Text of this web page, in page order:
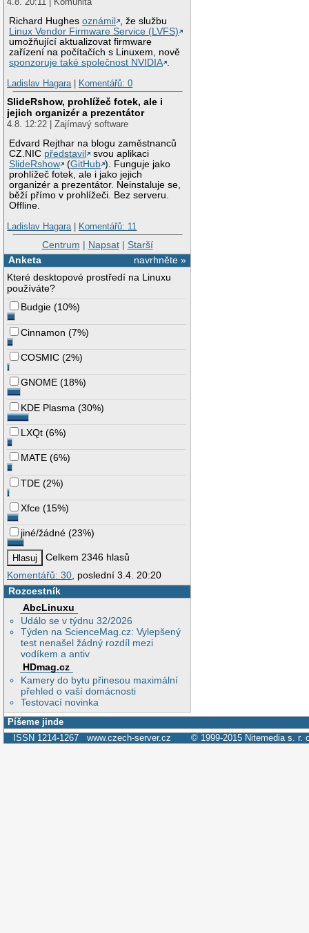
Richard Hughesoznámil
, že službu
Linux Vendor Firmware Service (LVFS)
umožňující aktualizovat firmware
zařízení na počítačích s Linuxem, nově
sponzoruje také společnost NVIDIA .
Ladislav Hagara| Komentářů: 0
SlideRshow, prohlížeč fotek, ale i
jejich organizér a prezentátor
4.8. 12:22 | Zajímavý software
Edvard Rejthar na blogu zaměstnanců
CZ.NIC představil
svou aplikaci
SlideRshow
(GitHub ). Funguje jako
prohlížeč fotek, ale i jako jejich
organizér a prezentátor. Neinstaluje se,
běží přímo v prohlížeči. Bez serveru.
Offline.
Ladislav Hagara| Komentářů: 11
Centrum | Napsat| Starší
navrhněte »
Anketa
Které desktopové prostředí na Linuxu
používáte?
Budgie (10%)
Cinnamon (7%)
COSMIC (2%)
GNOME (18%)
KDE Plasma (30%)
LXQt (6%)
MATE (6%)
TDE (2%)
Xfce (15%)
jiné/žádné (23%)
Celkem 2346 hlasů
Komentářů: 30 , poslední 3.4. 20:20
Rozcestník
AbcLinuxu
Událo se v týdnu 32/2026
Týden na ScienceMag.cz: Vylepšený
test nenašel žádný rozdíl mezi
vodíkem a antiv
HDmag.cz
Kamery do bytu přinesou maximální
přehled o vaší domácnosti
Testovací novinka
Píšeme jinde
ISSN 1214-1267 www.czech-server.cz © 1999-2015 Nitemedia s. r.